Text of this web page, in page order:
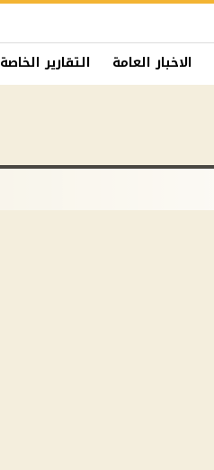
الاخبار العامة التقارير الخاصة